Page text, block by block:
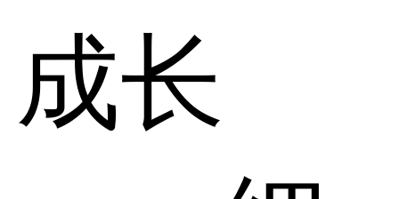
成长